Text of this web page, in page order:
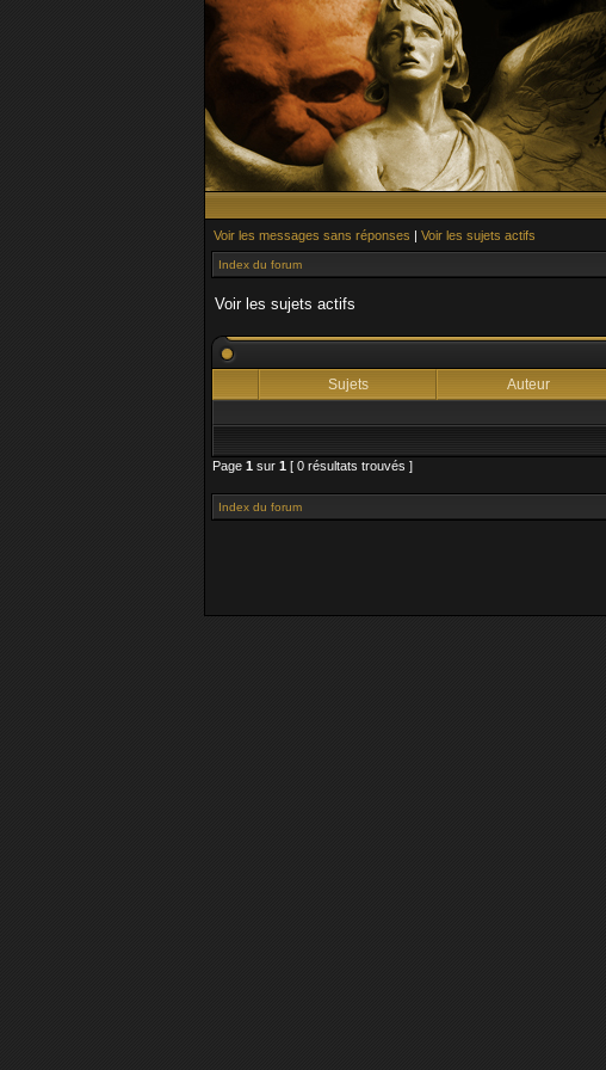
Voir les messages sans réponses | Voir les sujets actifs
Index du forum
Voir les sujets actifs
Sujets
Auteur
Page 1 sur 1 [ 0 résultats trouvés ]
Index du forum